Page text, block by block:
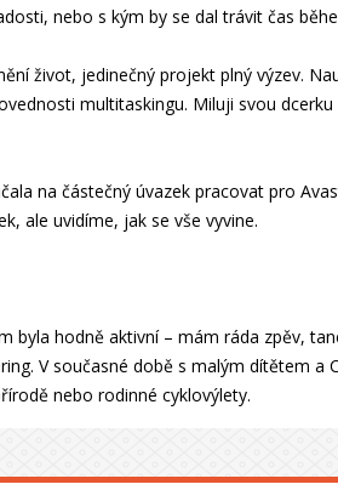
nebo s kým by se dal trávit čas
život, jedinečný projekt plný výzev.
multitaskingu. Miluji svou
na částečný úvazek pracovat pro
ale uvidíme, jak se vše vyvine.
byla hodně aktivní – mám ráda zpěv,
V současné době s malým dítětem a
nebo rodinné cyklovýlety.